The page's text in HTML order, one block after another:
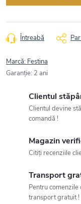
Întreabă
Marcă: Festina
Garanţie: 2 ani
Clientul
Clientul devine
comandă !
Magazin
Citiți recenziile
Transport
Pentru
transport gratuit !